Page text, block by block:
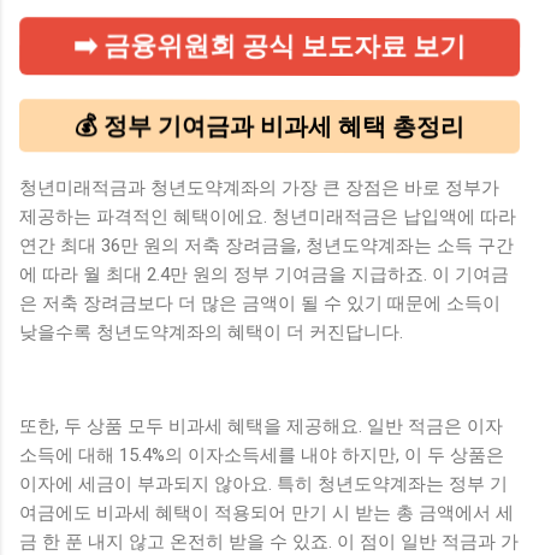
➡️ 금융위원회 공식 보도자료 보기
💰 정부 기여금과 비과세 혜택 총정리
청년미래적금과 청년도약계좌의 가장 큰 장점은 바로 정부가
제공하는 파격적인 혜택이에요. 청년미래적금은 납입액에 따라
연간 최대 36만 원의 저축 장려금을, 청년도약계좌는 소득 구간
에 따라 월 최대 2.4만 원의 정부 기여금을 지급하죠. 이 기여금
은 저축 장려금보다 더 많은 금액이 될 수 있기 때문에 소득이
낮을수록 청년도약계좌의 혜택이 더 커진답니다.
또한, 두 상품 모두 비과세 혜택을 제공해요. 일반 적금은 이자
소득에 대해 15.4%의 이자소득세를 내야 하지만, 이 두 상품은
이자에 세금이 부과되지 않아요. 특히 청년도약계좌는 정부 기
여금에도 비과세 혜택이 적용되어 만기 시 받는 총 금액에서 세
금 한 푼 내지 않고 온전히 받을 수 있죠. 이 점이 일반 적금과 가